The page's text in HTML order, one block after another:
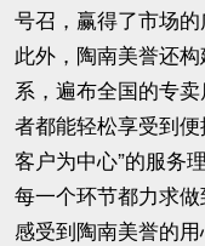
号召，赢得了市场的
此外，陶南美誉还
系，遍布全国的专
者都能轻松享受到
客户为中心”的服务
每一个环节都力求
感受到陶南美誉的用